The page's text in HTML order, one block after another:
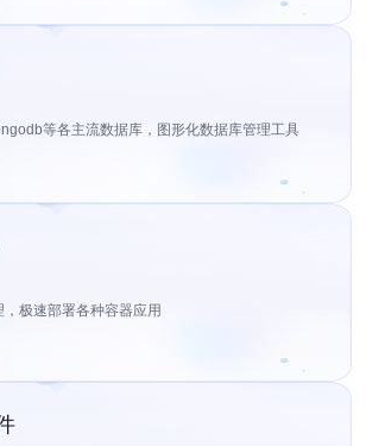
等各主流数据库，图形化数据库管理工具
极速部署各种容器应用